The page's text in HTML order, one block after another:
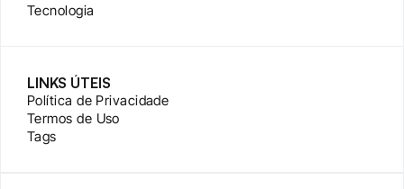
Tecnologia
LINKS ÚTEIS
Política de Privacidade
Termos de Uso
Tags